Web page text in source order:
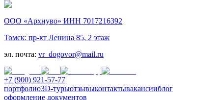
ООО «Архнуво» ИНН 7017216392
Томск: пр-кт Ленина 85, 2 этаж
эл. почта: vr_dogovor@mail.ru
+7 (900) 921-57-77
портфолио3D-турыотзывыконтактывакансииблог
оформление документов